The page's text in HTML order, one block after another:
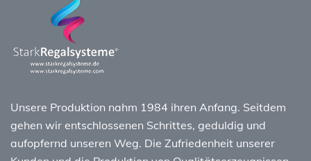
Unsere Produktion nahm 1984 ihren Anfang. Seitdem
gehen wir entschlossenen Schrittes, geduldig und
aufopfernd unseren Weg. Die Zufriedenheit unserer